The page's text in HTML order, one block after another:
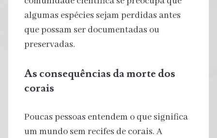
algumas espécies sejam perdidas antes
que possam ser documentadas ou
preservadas.
As consequências da morte dos
corais
Poucas pessoas entendem o que significa
um mundo sem recifes de corais. A